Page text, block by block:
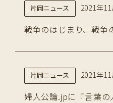
片岡ニュース 2021年
戦争のはじまり、戦争
片岡ニュース 2021年
婦人公論.jpに『言葉